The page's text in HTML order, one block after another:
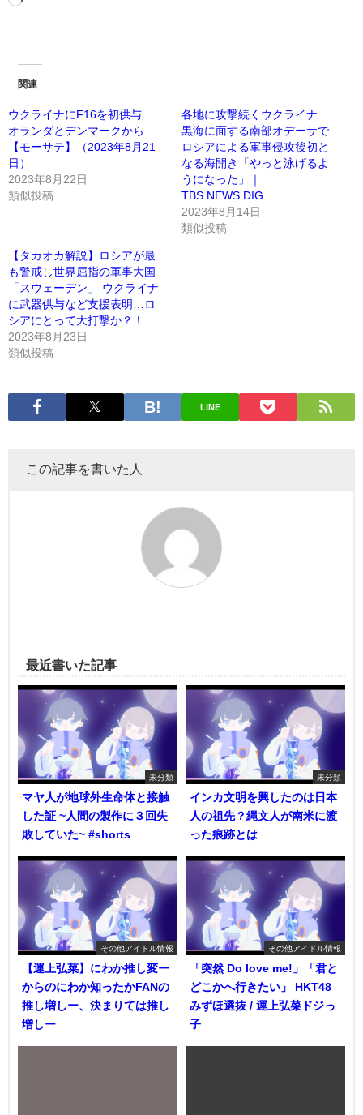
関連
ウクライナにF16を初供与
オランダとデンマークから
【モーサテ】（2023年8月21
日）
2023年8月22日
類似投稿
各地に攻撃続くウクライナ
黒海に面する南部オデーサで
ロシアによる軍事侵攻後初と
なる海開き「やっと泳げるよ
うになった」｜
TBS NEWS DIG
2023年8月14日
類似投稿
【タカオカ解説】ロシアが最
も警戒し世界屈指の軍事大国
「スウェーデン」 ウクライナ
に武器供与など支援表明…ロ
シアにとって大打撃か？！
2023年8月23日
類似投稿
LINE
この記事を書いた人
最近書いた記事
未分類
マヤ人が地球外生命体と接触
した証 ~人間の製作に３回失
敗していた~ #shorts
未分類
インカ文明を興したのは日本
人の祖先？縄文人が南米に渡
った痕跡とは
その他アイドル情報
【運上弘菜】にわか推し変ー
からのにわか知ったかFANの
推し増しー、決まりては推し
増しー
その他アイドル情報
「突然 Do love me!」「君と
どこかへ行きたい」 HKT48
みずほ選抜 / 運上弘菜ドジっ
子